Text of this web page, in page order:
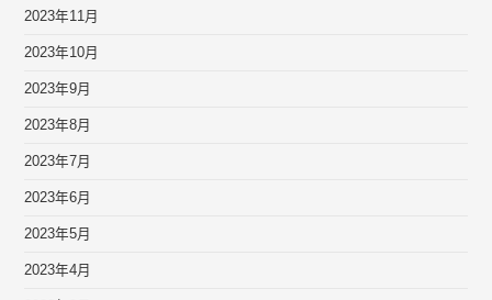
2023年11月
2023年10月
2023年9月
2023年8月
2023年7月
2023年6月
2023年5月
2023年4月